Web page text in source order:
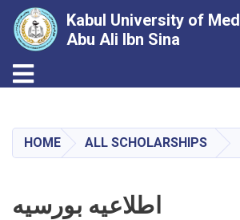
main
content
Kabul University of
Abu Ali Ibn Sina
Toggle navigation
HOME ALL SCHOLARSHIPS
اطلاعیه بورسیه